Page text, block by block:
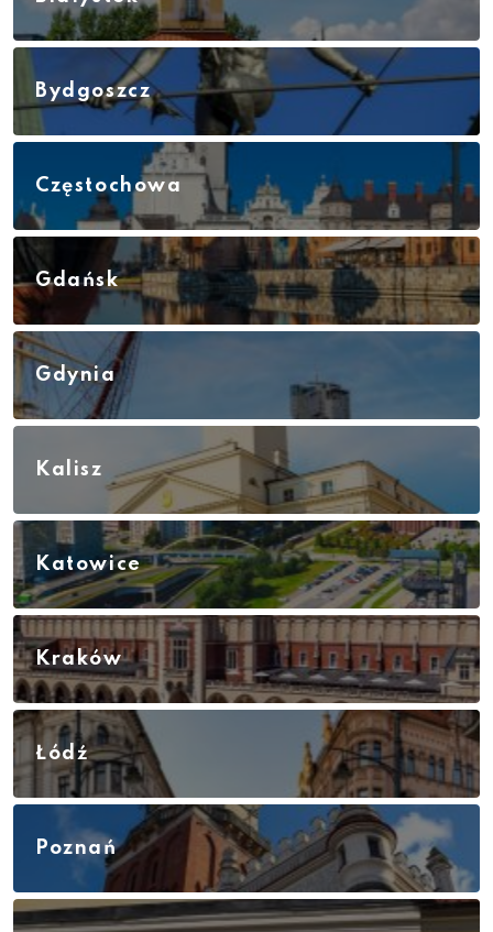
Bydgoszcz
Częstochowa
Gdańsk
Gdynia
Kalisz
Katowice
Kraków
Łódź
Poznań